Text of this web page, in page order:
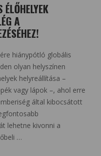
A
hiánypótló globális
olyan helyszínen
helyreállítása –
vagy lápok –, ahol erre
által kibocsátott
lehetne kivonni a
…